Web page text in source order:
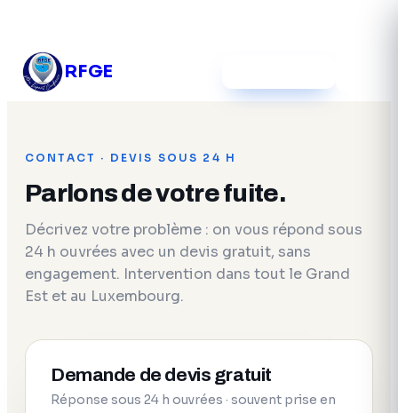
RFGE
CONTACT · DEVIS SOUS 24 H
Parlons de votre fuite.
Décrivez votre problème : on vous répond sous
24 h ouvrées avec un devis gratuit, sans
engagement. Intervention dans tout le Grand
Est et au Luxembourg.
Demande de devis gratuit
Réponse sous 24 h ouvrées · souvent prise en